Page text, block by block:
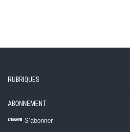
RUBRIQUES
ABONNEMENT
S’abonner